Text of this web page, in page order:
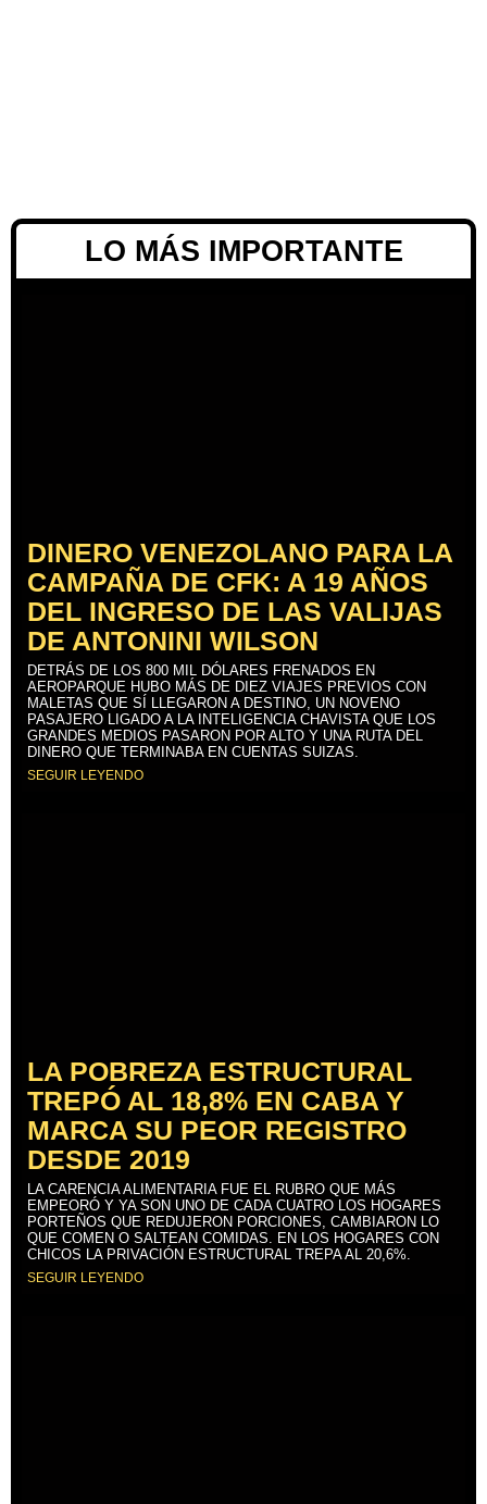
LO MÁS IMPORTANTE
DINERO VENEZOLANO PARA LA
CAMPAÑA DE CFK: A 19 AÑOS
DEL INGRESO DE LAS VALIJAS
DE ANTONINI WILSON
DETRÁS DE LOS 800 MIL DÓLARES FRENADOS EN
AEROPARQUE HUBO MÁS DE DIEZ VIAJES PREVIOS CON
MALETAS QUE SÍ LLEGARON A DESTINO, UN NOVENO
PASAJERO LIGADO A LA INTELIGENCIA CHAVISTA QUE LOS
GRANDES MEDIOS PASARON POR ALTO Y UNA RUTA DEL
DINERO QUE TERMINABA EN CUENTAS SUIZAS.
SEGUIR LEYENDO
LA POBREZA ESTRUCTURAL
TREPÓ AL 18,8% EN CABA Y
MARCA SU PEOR REGISTRO
DESDE 2019
LA CARENCIA ALIMENTARIA FUE EL RUBRO QUE MÁS
EMPEORÓ Y YA SON UNO DE CADA CUATRO LOS HOGARES
PORTEÑOS QUE REDUJERON PORCIONES, CAMBIARON LO
QUE COMEN O SALTEAN COMIDAS. EN LOS HOGARES CON
CHICOS LA PRIVACIÓN ESTRUCTURAL TREPA AL 20,6%.
SEGUIR LEYENDO